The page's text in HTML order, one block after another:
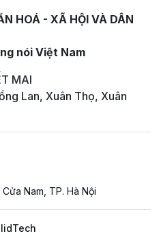
HOÁ - XÃ HỘI VÀ DÂN
nói Việt Nam
MAI
Lan, Xuân Thọ, Xuân
Nam, TP. Hà Nội